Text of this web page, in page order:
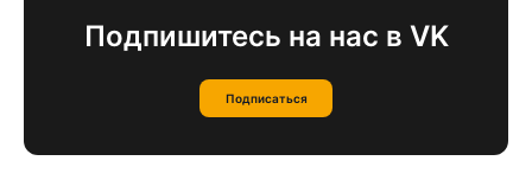
Подпишитесь на нас в VK
Подписаться